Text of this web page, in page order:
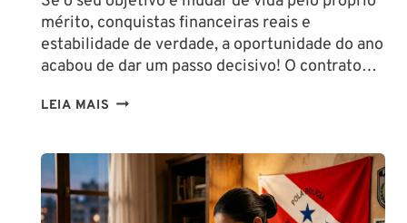
mérito, conquistas financeiras reais e
estabilidade de verdade, a oportunidade do ano
acabou de dar um passo decisivo! O contrato…
LEIA MAIS CONCURSO
CONTRATO
COM
A